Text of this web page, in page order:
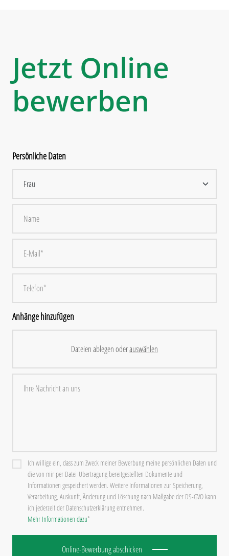
Jetzt Online
bewerben
Persönliche Daten
Anhänge hinzufügen
Dateien ablegen oderauswählen
Ich willige ein, dass zum Zweck meiner Bewerbung meine persönlichen Daten und
die von mir per Datei-Übertragung bereitgestellten Dokumente und
Informationen gespeichert werden. Weitere Informationen zur Speicherung,
Verarbeitung, Auskunft, Änderung und Löschung nach Maßgabe der DS-GVO kann
ich jederzeit der Datenschutzerklärung entnehmen.
Mehr Informationen dazu*
Online-Bewerbung abschicken